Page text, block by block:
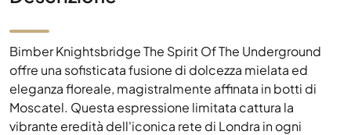
Bimber Knightsbridge The Spirit Of The Underground
offre una sofisticata fusione di dolcezza mielata ed
eleganza floreale, magistralmente affinata in botti di
Moscatel. Questa espressione limitata cattura la
vibrante eredità dell'iconica rete di Londra in ogni